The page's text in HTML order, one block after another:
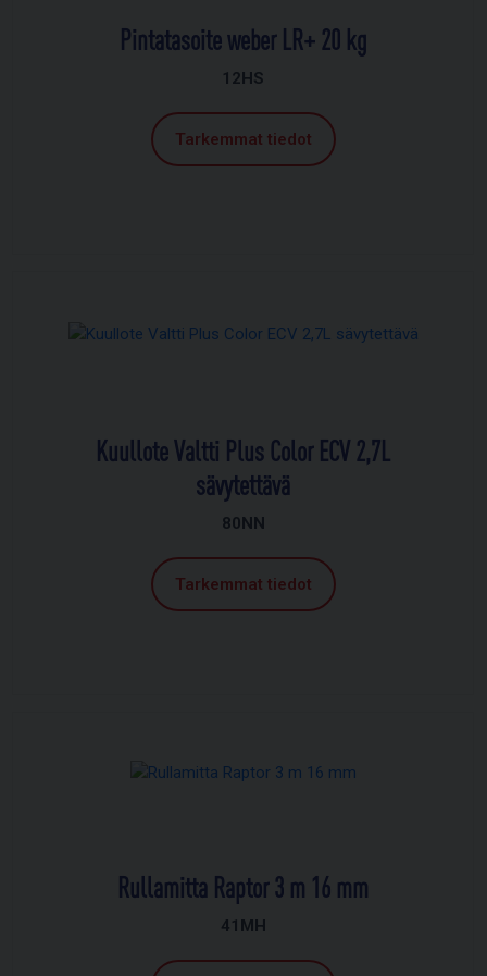
Pintatasoite weber LR+ 20 kg
12HS
Tarkemmat tiedot
Kuullote Valtti Plus Color ECV 2,7L
sävytettävä
80NN
Tarkemmat tiedot
Rullamitta Raptor 3 m 16 mm
41MH